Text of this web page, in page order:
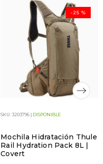
SKU: 3203796 | DISPONIBLE
Mochila Hidratación Thule
Rail Hydration Pack 8L |
Covert
-25 %